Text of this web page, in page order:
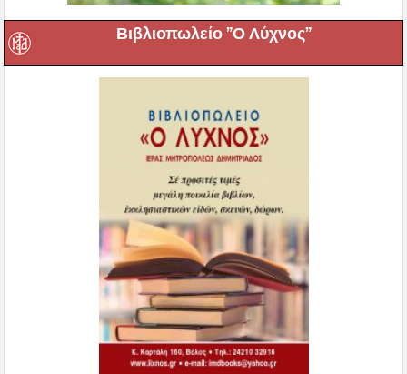
Βιβλιοπωλείο ”Ο Λύχνος”